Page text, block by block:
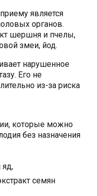
является
органов.
шершня и пчелы,
змеи, йод.
нарушенное
Его не
из-за риска
которые можно
без назначения
семян